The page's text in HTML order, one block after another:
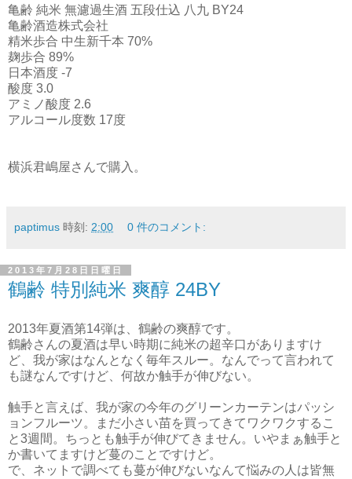
亀齢 純米 無濾過生酒 五段仕込 八九 BY24
亀齢酒造株式会社
精米歩合 中生新千本 70%
麹歩合 89%
日本酒度 -7
酸度 3.0
アミノ酸度 2.6
アルコール度数 17度
横浜君嶋屋さんで購入。
paptimus 時刻: 2:00 0 件のコメント:
2013年7月28日日曜日
鶴齢 特別純米 爽醇 24BY
2013年夏酒第14弾は、鶴齢の爽醇です。
鶴齢さんの夏酒は早い時期に純米の超辛口がありますけ
ど、我が家はなんとなく毎年スルー。なんでって言われて
も謎なんですけど、何故か触手が伸びない。
触手と言えば、我が家の今年のグリーンカーテンはパッシ
ョンフルーツ。まだ小さい苗を買ってきてワクワクするこ
と3週間。ちっとも触手が伸びてきません。いやまぁ触手と
か書いてますけど蔓のことですけど。
で、ネットで調べても蔓が伸びないなんて悩みの人は皆無